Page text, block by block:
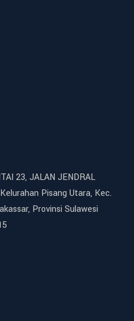
23, JALAN JENDRAL
Pisang Utara, Kec.
Provinsi Sulawesi